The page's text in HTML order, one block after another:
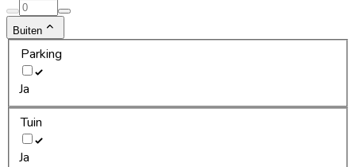
Buiten
Parking
Ja
Tuin
Ja